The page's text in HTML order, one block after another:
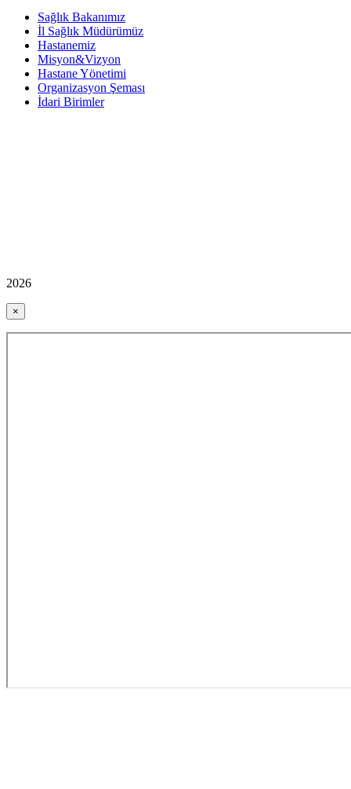
Sağlık Bakanımız
İl Sağlık Müdürümüz
Hastanemiz
Misyon&Vizyon
Hastane Yönetimi
Organizasyon Şeması
İdari Birimler
2026
×